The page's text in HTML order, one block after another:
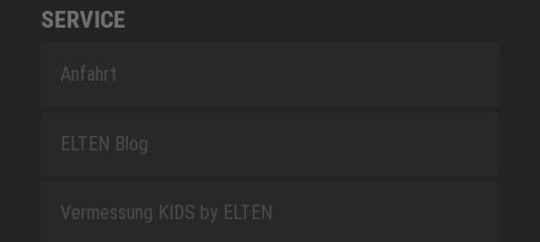
SERVICE
Anfahrt
ELTEN Blog
Vermessung KIDS by ELTEN